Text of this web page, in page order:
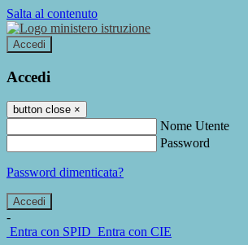
Salta al contenuto
Accedi
Accedi
button close ×
Nome Utente
Password
Password dimenticata?
-
Entra con SPID Entra con CIE